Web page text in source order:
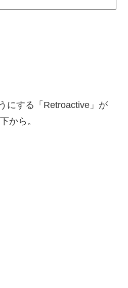
にする「Retroactive」が
から。